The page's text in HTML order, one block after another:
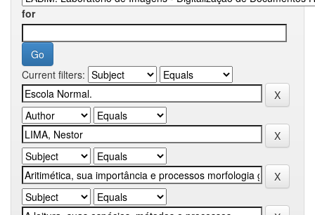
for
Current filters: